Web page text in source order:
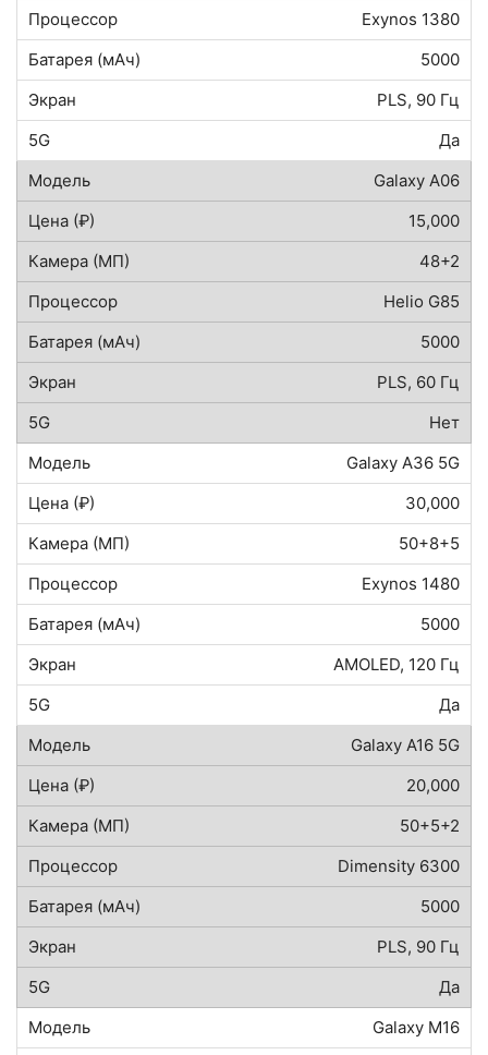
Exynos 1380
5000
PLS, 90 Гц
Да
Galaxy A06
15,000
48+2
Helio G85
5000
PLS, 60 Гц
Нет
Galaxy A36 5G
30,000
50+8+5
Exynos 1480
5000
AMOLED, 120 Гц
Да
Galaxy A16 5G
20,000
50+5+2
Dimensity 6300
5000
PLS, 90 Гц
Да
Galaxy M16